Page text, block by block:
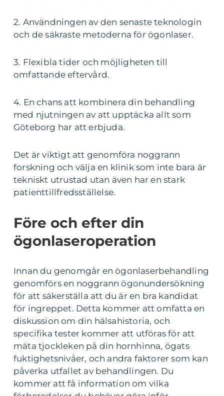
2. Användningen av den senaste teknologin
och de säkraste metoderna för ögonlaser.
3. Flexibla tider och möjligheten till
omfattande eftervård.
4. En chans att kombinera din behandling
med njutningen av att upptäcka allt som
Göteborg har att erbjuda.
Det är viktigt att genomföra noggrann
forskning och välja en klinik som inte bara är
tekniskt utrustad utan även har en stark
patienttillfredsställelse.
Före och efter din
ögonlaseroperation
Innan du genomgår en ögonlaserbehandling
genomförs en noggrann ögonundersökning
för att säkerställa att du är en bra kandidat
för ingreppet. Detta kommer att omfatta en
diskussion om din hälsahistoria, och
specifika tester kommer att utföras för att
mäta tjockleken på din hornhinna, ögats
fuktighetsnivåer, och andra faktorer som kan
påverka utfallet av behandlingen. Du
kommer att få information om vilka